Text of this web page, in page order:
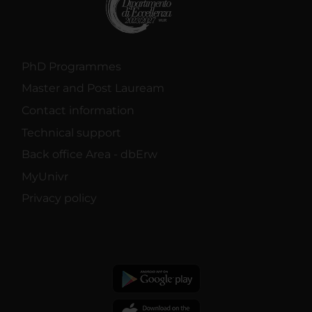
PhD Programmes
Master and Post Lauream
Contact information
Technical support
Back office Area - dbErw
MyUnivr
Privacy policy